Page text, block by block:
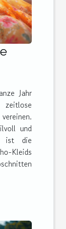
Jahr
und
ist die
Kleids